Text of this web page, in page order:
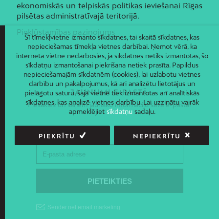
ekonomiskās un telpiskās politikas ieviešanai Rīgas
pilsētas administratīvajā teritorijā.
Piekļūstamības paziņojums
JAUNUMI E-PASTĀ
Piesakies un saņem jaunāko informāciju savā e-pastā!
Šī tīmekļvietne izmanto sīkdatnes, tai skaitā sīkdatnes, kas
nepieciešamas tīmekļa vietnes darbībai. Ņemot vērā, ka
interneta vietne nedarbosies, ja sīkdatnes netiks izmantotas, šo
sīkdatņu izmantošanai piekrišana netiek prasīta. Papildus
nepieciešamajām sīkdatnēm (cookies), lai uzlabotu vietnes
darbību un pakalpojumus, kā arī analizētu lietotājus un
pielāgotu saturu, šajā vietnē tiek izmantotas arī analītiskās
sīkdatnes, kas analizē vietnes darbību. Lai uzzinātu vairāk
apmeklējiet sīkdatņusadaļu.
PIEKRĪTU NEPIEKRĪTU